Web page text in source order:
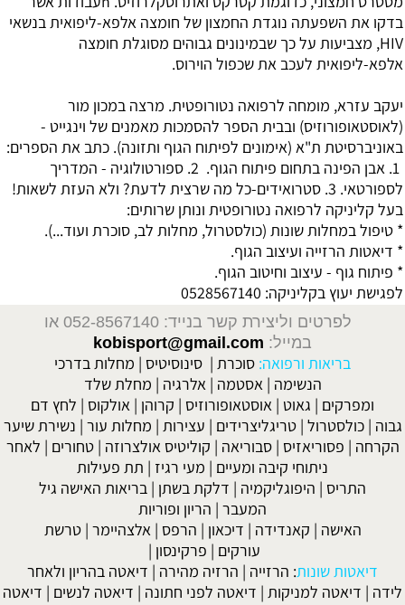
בדקו את השפעתה נוגדת החמצון של חומצה אלפא-ליפואית בנשאי
HIV, מצביעות על כך שבמינונים גבוהים מסוגלת חומצה
אלפא-ליפואית לעכב את שכפול הוירוס.
יעקב עזרא, מומחה לרפואה נטורופטית. מרצה במכון מור
(לאוסטאופורוזיס) ובבית הספר להסמכות מאמנים של וינגייט -
באוניברסיטת ת"א (אימונים לפיתוח הגוף ותזונה). כתב את הספרים:
1. אבן הפינה בתחום פיתוח הגוף. 2. ספורטולוגיה - המדריך
לספורטאי. 3. סטרואידים-כל מה שרצית לדעת? ולא העזת לשאות!
בעל קליניקה לרפואה נטורופטית ונותן שרותים:
* טיפול במחלות שונות (כולסטרול, מחלות לב, סוכרת ועוד...).
* דיאטות הרזייה ועיצוב הגוף.
* פיתוח גוף - עיצוב וחיטוב הגוף.
לפגישת יעוץ בקליניקה: 0528567140
לפרטים וליצירת קשר בנייד: 052-8567140
או
במייל: kobisport@gmail.com
בריאות ורפואה: סוכרת | סינוסיטיס | מחלות בדרכי
הנשימה | אסטמה | אלרגיה | מחלת שלד
ומפרקים | גאוט | אוסטאופורוזיס | קרוהן | אולקוס | לחץ דם
גבוה |כולסטרול |טריגליצרידים | עצירות | מחלות עור | נשירת שיער
הקרחה | פסוריאזיס |סבוריאה | קוליטיס אולצרוזה |טחורים | לאחר
ניתוחי קיבה ומעיים | מעי רגיז | תת פעילות
התריס | היפוגליקמיה | דלקת בשתן | בריאות האישה גיל
המעבר | הריון ופוריות
האישה | קאנדידה | דיכאון | הרפס | אלצהיימר |טרשת
עורקים | פרקינסון |
דיאטות שונות: הרזייה | הרזיה מהירה | דיאטה בהריון ולאחר
לידה | דיאטה למניקות | דיאטה לפני חתונה | דיאטה לנשים | דיאטה